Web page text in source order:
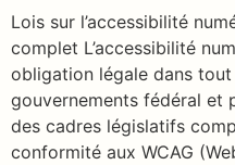
Lois sur l’accessibilité
complet L’accessibilité
obligation légale dans tout
gouvernements fédéral et
des cadres législatifs
conformité aux WCAG